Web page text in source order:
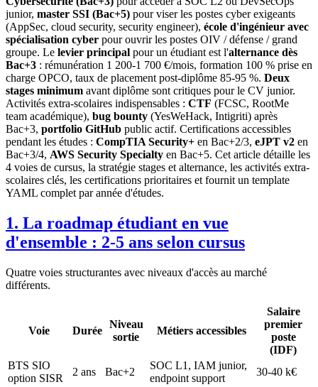
junior, master SSI (Bac+5) pour viser les postes cyber exigeants
(AppSec, cloud security, security engineer), école d'ingénieur avec
spécialisation cyber pour ouvrir les postes OIV / défense / grand
groupe. Le levier principal pour un étudiant est l'alternance dès
Bac+3 : rémunération 1 200-1 700 €/mois, formation 100 % prise en
charge OPCO, taux de placement post-diplôme 85-95 %. Deux
stages minimum avant diplôme sont critiques pour le CV junior.
Activités extra-scolaires indispensables : CTF (FCSC, RootMe
team académique), bug bounty (YesWeHack, Intigriti) après
Bac+3, portfolio GitHub public actif. Certifications accessibles
pendant les études : CompTIA Security+ en Bac+2/3, eJPT v2 en
Bac+3/4, AWS Security Specialty en Bac+5. Cet article détaille les
4 voies de cursus, la stratégie stages et alternance, les activités extra-
scolaires clés, les certifications prioritaires et fournit un template
YAML complet par année d'études.
1. La roadmap étudiant en vue
d'ensemble : 2-5 ans selon cursus
Quatre voies structurantes avec niveaux d'accès au marché
différents.
Voie Durée
Niveau
sortie
Métiers accessibles
Salaire
premier
poste
(IDF)
BTS SIO
option SISR
2 ans Bac+2
SOC L1, IAM junior,
endpoint support
30-40 k€